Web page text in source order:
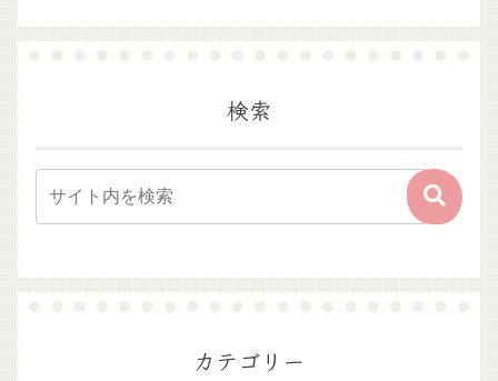
検索
カテゴリー